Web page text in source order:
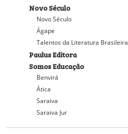
Novo Século
Novo Século
Ágape
Talentos da Literatura Brasileira
Paulus Editora
Somos Educação
Benvirá
Ática
Saraiva
Saraiva Jur